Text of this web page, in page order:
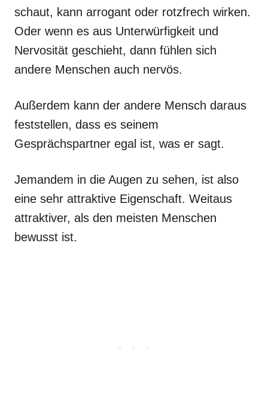
schaut, kann arrogant oder rotzfrech wirken.
Oder wenn es aus Unterwürfigkeit und
Nervosität geschieht, dann fühlen sich
andere Menschen auch nervös.
Außerdem kann der andere Mensch daraus
feststellen, dass es seinem
Gesprächspartner egal ist, was er sagt.
Jemandem in die Augen zu sehen, ist also
eine sehr attraktive Eigenschaft. Weitaus
attraktiver, als den meisten Menschen
bewusst ist.